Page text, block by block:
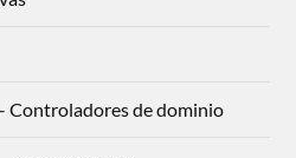
Controladores de dominio